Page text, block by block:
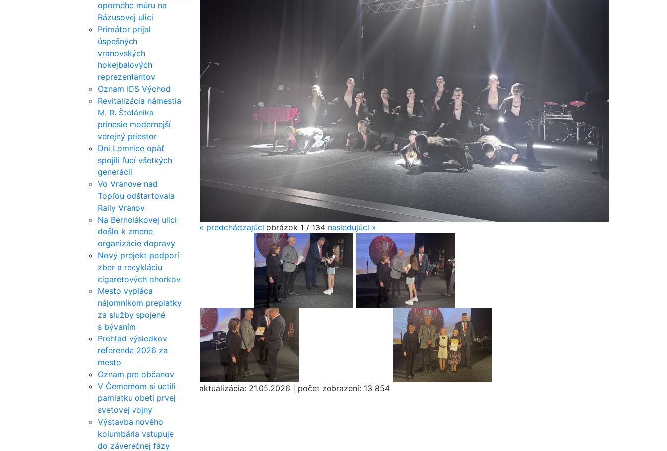
oporného múru na
Rázusovej ulici
Primátor prijal
úspešných
vranovských
hokejbalových
reprezentantov
Oznam IDS Východ
Revitalizácia námestia
M. R. Štefánika
prinesie modernejší
verejný priestor
Dni Lomnice opäť
spojili ľudí všetkých
generácií
Vo Vranove nad
Topľou odštartovala
Rally Vranov
Na Bernolákovej ulici
došlo k zmene
organizácie dopravy
Nový projekt podporí
zber a recykláciu
cigaretových ohorkov
Mesto vypláca
nájomníkom preplatky
za služby spojené
s bývaním
Prehľad výsledkov
referenda 2026 za
mesto
Oznam pre občanov
V Čemernom si uctili
pamiatku obetí prvej
svetovej vojny
Výstavba nového
kolumbária vstupuje
do záverečnej fázy
« predchádzajúci obrázok 1 / 134 nasledujúci »
aktualizácia: 21.05.2026 počet zobrazení: 13 854